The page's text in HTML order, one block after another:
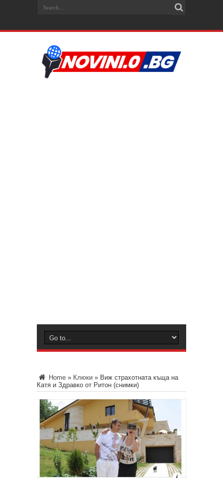
Home » Клюки » Виж страхотната къща на
Катя и Здравко от Ритон (снимки)